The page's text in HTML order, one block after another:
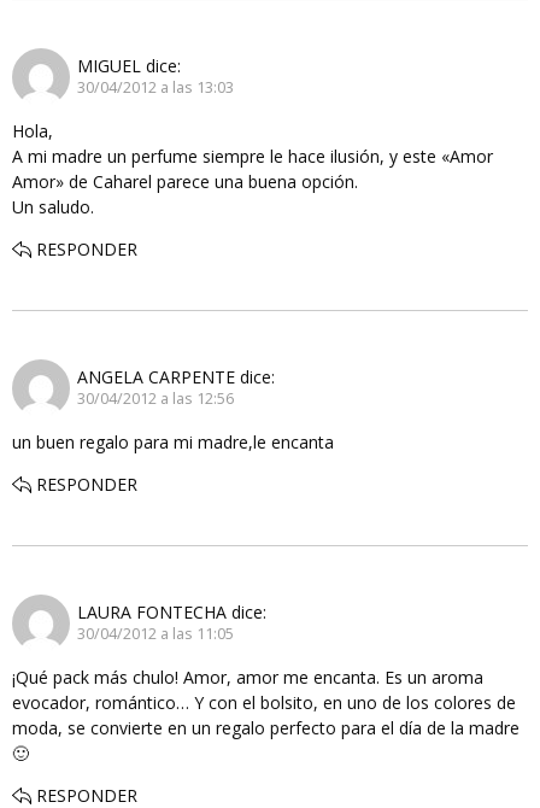
MIGUEL dice:
30/04/2012 a las 13:03
Hola,
A mi madre un perfume siempre le hace ilusión, y este «Amor
Amor» de Caharel parece una buena opción.
Un saludo.
RESPONDER
ANGELA CARPENTE dice:
30/04/2012 a las 12:56
un buen regalo para mi madre,le encanta
RESPONDER
LAURA FONTECHA dice:
30/04/2012 a las 11:05
¡Qué pack más chulo! Amor, amor me encanta. Es un aroma
evocador, romántico… Y con el bolsito, en uno de los colores de
moda, se convierte en un regalo perfecto para el día de la madre
🙂
RESPONDER